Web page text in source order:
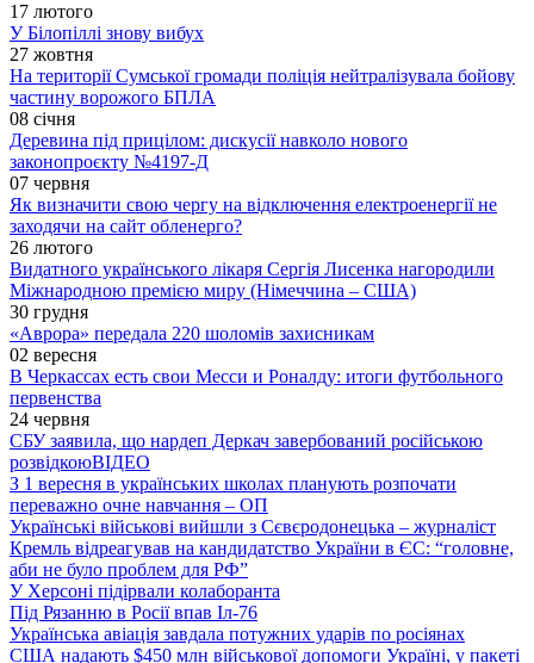
17 лютого
У Білопіллі знову вибух
27 жовтня
На території Сумської громади поліція нейтралізувала бойову
частину ворожого БПЛА
08 січня
Деревина під прицілом: дискусії навколо нового
законопроєкту №4197-Д
07 червня
Як визначити свою чергу на відключення електроенергії не
заходячи на сайт обленерго?
26 лютого
Видатного українського лікаря Сергія Лисенка нагородили
Міжнародною премією миру (Німеччина – США)
30 грудня
«Аврора» передала 220 шоломів захисникам
02 вересня
В Черкассах есть свои Месси и Роналду: итоги футбольного
первенства
24 червня
СБУ заявила, що нардеп Деркач завербований російською
розвідкоюВІДЕО
З 1 вересня в українських школах планують розпочати
переважно очне навчання – ОП
Українські військові вийшли з Сєвєродонецька – журналіст
Кремль відреагував на кандидатство України в ЄС: “головне,
аби не було проблем для РФ”
У Херсоні підірвали колаборанта
Під Рязанню в Росії впав Іл-76
Українська авіація завдала потужних ударів по росіянах
США надають $450 млн військової допомоги Україні, у пакеті